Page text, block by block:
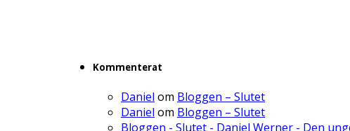
Kommenterat
Daniel om Bloggen – Slutet
Daniel om Bloggen – Slutet
Bloggen - Slutet - Daniel Werner - Den